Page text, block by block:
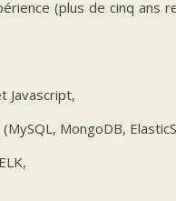
(plus de cinq ans
Javascript,
MongoDB,